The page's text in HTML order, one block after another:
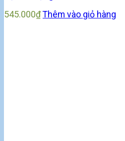
545.000₫ Thêm vào giỏ hàng